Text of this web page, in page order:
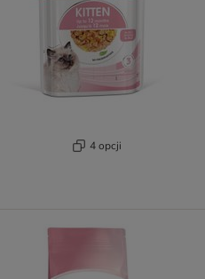
4 opcji